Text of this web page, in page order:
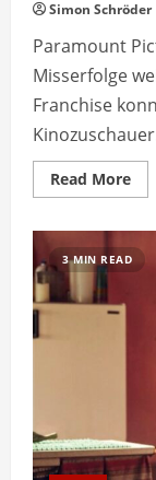
Simon Schröder
Paramount
Misserfolge
Franchise
Read MoreRead
hält
3 MIN READ